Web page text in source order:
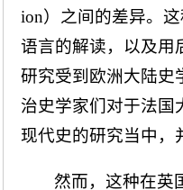
ion）之间的差异。
语言的解读，以及用
研究受到欧洲大陆史
治史学家们对于法国
现代史的研究当中，
然而，这种在英